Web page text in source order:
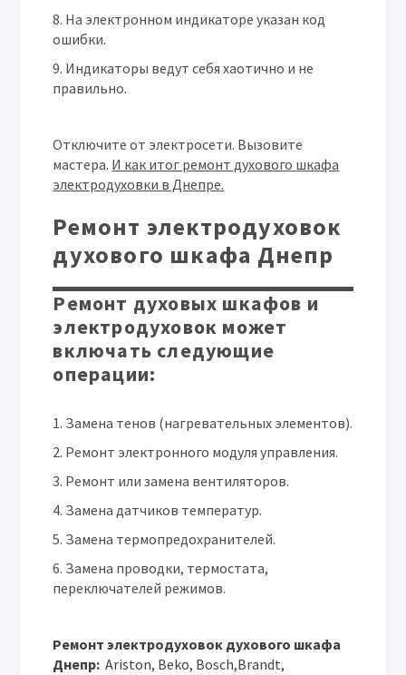
На электронном индикаторе указан код
ошибки.
Индикаторы ведут себя хаотично и не
правильно.
Отключите от электросети. Вызовите
мастера. И как итог ремонт духового шкафа
электродуховки в Днепре.
Ремонт электродуховок
духового шкафа Днепр
Ремонт духовых шкафов и
электродуховок может
включать следующие
операции:
Замена тенов (нагревательных элементов).
Ремонт электронного модуля управления.
Ремонт или замена вентиляторов.
Замена датчиков температур.
Замена термопредохранителей.
Замена проводки, термостата,
переключателей режимов.
Ремонт электродуховок духового шкафа
Днепр: Ariston, Beko, Bosch,Brandt,